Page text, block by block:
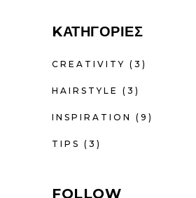
KΑΤΗΓΟΡΊΕΣ
CREATIVITY (3)
HAIRSTYLE (3)
INSPIRATION (9)
TIPS (3)
FOLLOW